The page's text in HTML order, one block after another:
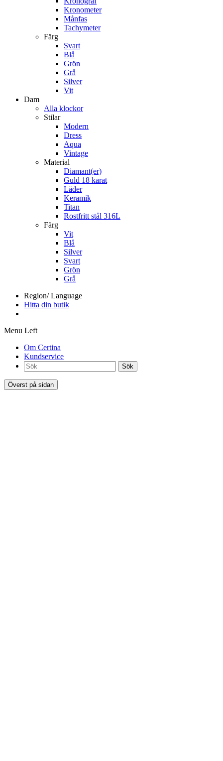
Kronometer
Månfas
Tachymeter
Färg
Svart
Blå
Grön
Grå
Silver
Vit
Dam
Alla klockor
Stilar
Modern
Dress
Aqua
Vintage
Material
Diamant(er)
Guld 18 karat
Läder
Keramik
Titan
Rostfritt stål 316L
Färg
Vit
Blå
Silver
Svart
Grön
Grå
Region/ Language
Hitta din butik
Menu Left
Om Certina
Kundservice
Sök
Överst på sidan